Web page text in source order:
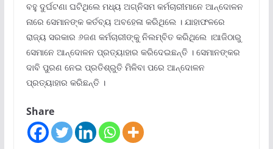
ବହୁ ଦୁର୍ଘଟଣା ଘଟିଥିଲେ ମଧ୍ୟ ଅଗ୍ନିସମ କର୍ମଚାରୀମାନେ ଆନ୍ଦୋଳନ
ନାରେ ସେମାନଙ୍କ କର୍ତବ୍ୟ ଅବହେଳା କରିଥିଲେ । ଯାହାଫଳରେ
ରାଜ୍ୟ ସରକାର ୬ଜଣ କର୍ମଚାରୀଙ୍କୁ ନିଲମ୍ବିତ କରିଥିଲେ ।ଆଜିଠାରୁ
ସେମାନେ ଆନ୍ଦୋଳନ ପ୍ରତ୍ୟାହାର କରିଦେଇଛନ୍ତି । ସେମାନଙ୍କର
ଦାବି ପୁରଣ ନେଇ ପ୍ରତିଶ୍ରୁତି ମିଳିବା ପରେ ଆନ୍ଦୋଳନ
ପ୍ରତ୍ୟାହାର କରିଛନ୍ତି ।
Share